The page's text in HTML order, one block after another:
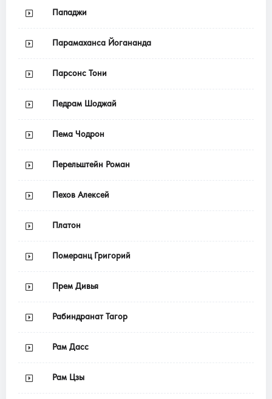
Пападжи
Парамаханса Йогананда
Парсонс Тони
Педрам Шоджай
Пема Чодрон
Перельштейн Роман
Пехов Алексей
Платон
Померанц Григорий
Прем Дивья
Рабиндранат Тагор
Рам Дасс
Рам Цзы